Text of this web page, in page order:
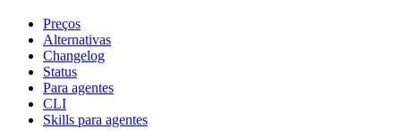
Preços
Alternativas
Changelog
Status
Para agentes
CLI
Skills para agentes